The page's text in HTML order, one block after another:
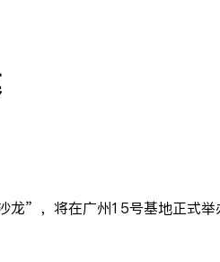
”，将在广州15号基地正式举